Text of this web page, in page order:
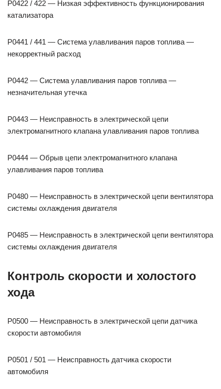
P0422 / 422 — Низкая эффективность функционирования
катализатора
P0441 / 441 — Система улавливания паров топлива —
некорректный расход
P0442 — Система улавливания паров топлива —
незначительная утечка
P0443 — Неисправность в электрической цепи
электромагнитного клапана улавливания паров топлива
P0444 — Обрыв цепи электромагнитного клапана
улавливания паров топлива
P0480 — Неисправность в электрической цепи вентилятора
системы охлаждения двигателя
P0485 — Неисправность в электрической цепи вентилятора
системы охлаждения двигателя
Контроль скорости и холостого
хода
P0500 — Неисправность в электрической цепи датчика
скорости автомобиля
P0501 / 501 — Неисправность датчика скорости
автомобиля